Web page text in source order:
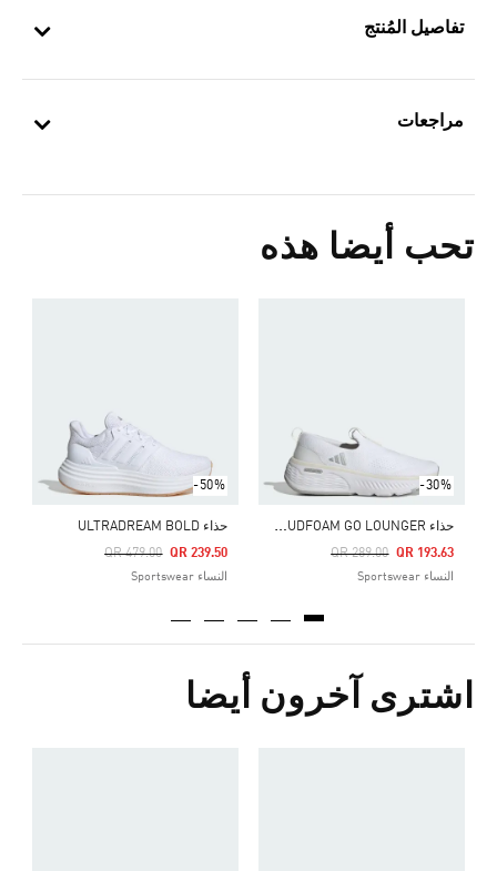
تفاصيل المُنتج
مراجعات
تحب أيضا هذه
-30%
ح
ذاء CLOUDFOAM GO LOUNGER
Price Reduced From
QR 289.00
To QR 193.63
النساء Sportswear
-50%
حذاء ULTRADREAM BOLD
Price Reduced From
QR 479.00
To QR 239.50
النساء Sportswear
اشترى آخرون أيضا